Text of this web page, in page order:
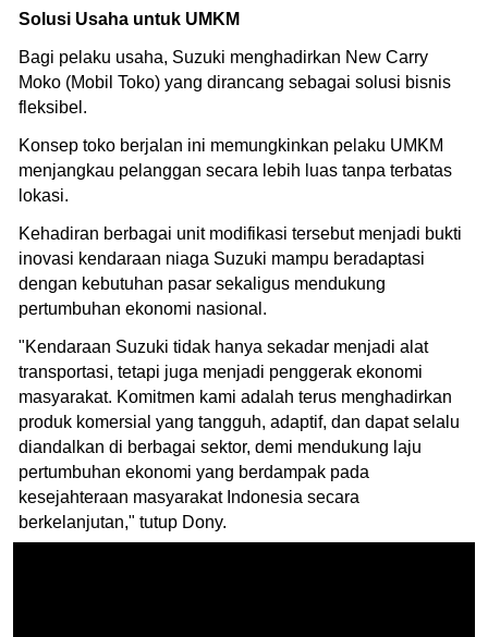
Solusi Usaha untuk UMKM
Bagi pelaku usaha, Suzuki menghadirkan New Carry
Moko (Mobil Toko) yang dirancang sebagai solusi bisnis
fleksibel.
Konsep toko berjalan ini memungkinkan pelaku UMKM
menjangkau pelanggan secara lebih luas tanpa terbatas
lokasi.
Kehadiran berbagai unit modifikasi tersebut menjadi bukti
inovasi kendaraan niaga Suzuki mampu beradaptasi
dengan kebutuhan pasar sekaligus mendukung
pertumbuhan ekonomi nasional.
"Kendaraan Suzuki tidak hanya sekadar menjadi alat
transportasi, tetapi juga menjadi penggerak ekonomi
masyarakat. Komitmen kami adalah terus menghadirkan
produk komersial yang tangguh, adaptif, dan dapat selalu
diandalkan di berbagai sektor, demi mendukung laju
pertumbuhan ekonomi yang berdampak pada
kesejahteraan masyarakat Indonesia secara
berkelanjutan," tutup Dony.